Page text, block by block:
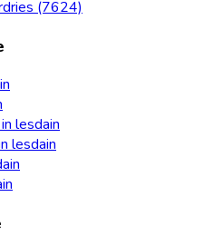
(7624)
lesdain
lesdain